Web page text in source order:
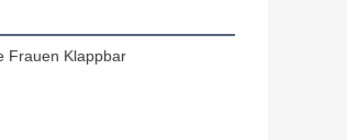
Frauen Klappbar